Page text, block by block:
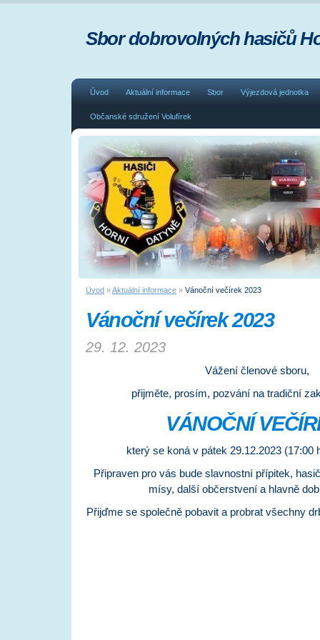
Úvod Aktuální informace Sbor Výjezdová jednotka
Občanské sdružení Volufírek
Sbor dobrovolných hasičů
Úvod »Aktuální informace » Vánoční večírek 2023
Vánoční večírek 2023
29. 12. 2023
Vážení členové sboru,
přijměte, prosím, pozvání na tradiční
VÁNOČNÍ
který se koná v pátek 29.12.2023 (17:00
Připraven pro vás bude slavnostní přípitek,
mísy, další občerstvení a hlavně
Přijďme se společně pobavit a probrat všechny